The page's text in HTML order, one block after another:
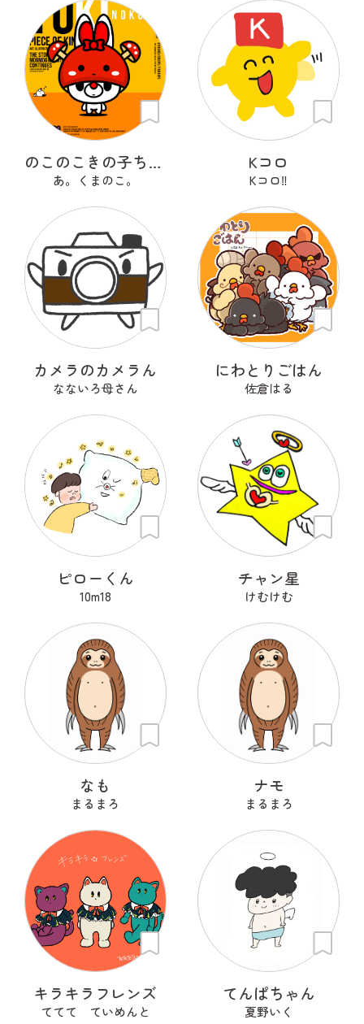
のこのこきの子ちゃん
あ。くまのこ。
Kコロ
Kコロ‼︎
カメラのカメラん
なないろ母さん
にわとりごはん
佐倉はる
ピローくん
10m18
チャン星
けむけむ
なも
まるまろ
ナモ
まるまろ
キラキラフレンズ
ててて ていめんと
てんぱちゃん
夏野いく